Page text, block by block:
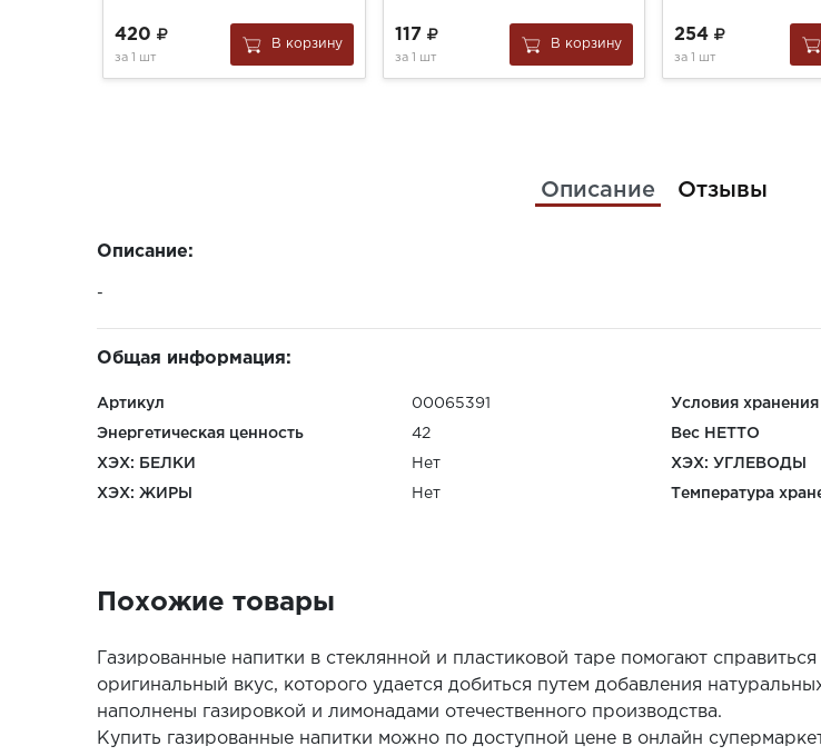
420
за 1 шт
В корзину
117
за 1 шт
В корзину
254
за 1 шт
Описание Отзывы
Описание:
-
Общая информация:
Артикул 00065391 Условия хранения
Энергетическая ценность 42 Вес НЕТТО
ХЭХ: БЕЛКИ Нет ХЭХ: УГЛЕВОДЫ
ХЭХ: ЖИРЫ Нет Температура
Похожие товары
Газированные напитки в стеклянной и пластиковой таре помогают
оригинальный вкус, которого удается добиться путем добавления
наполнены газировкой и лимонадами отечественного производства.
Купить газированные напитки можно по доступной цене в онлайн